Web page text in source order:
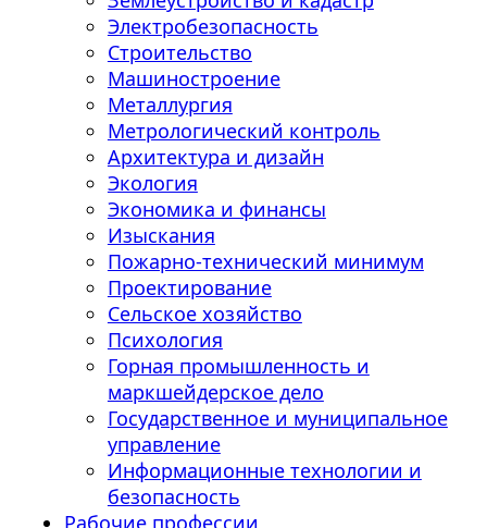
Электробезопасность
Строительство
Машиностроение
Металлургия
Метрологический контроль
Архитектура и дизайн
Экология
Экономика и финансы
Изыскания
Пожарно-технический минимум
Проектирование
Сельское хозяйство
Психология
Горная промышленность и
маркшейдерское дело
Государственное и муниципальное
управление
Информационные технологии и
безопасность
Рабочие профессии